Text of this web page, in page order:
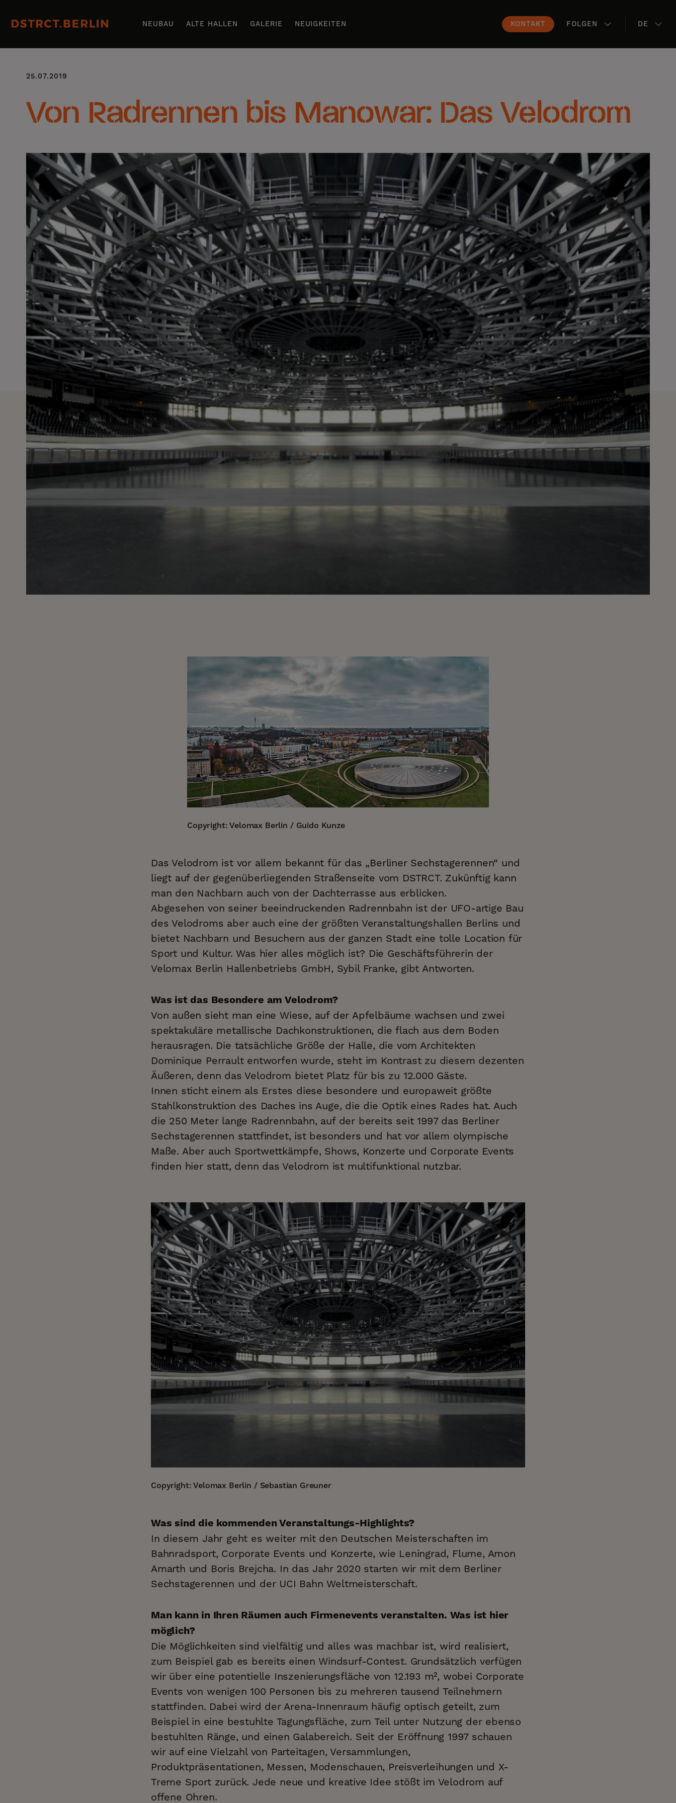
NEUBAU ALTE HALLEN GALERIE NEUIGKEITEN KONTAKT FOLGEN DE
25.07.2019
Von Radrennen bis Manowar: Das Velodrom
Copyright: Velomax Berlin / Guido Kunze
Das Velodrom ist vor allem bekannt für das „Berliner Sechstagerennen“ und
liegt auf der gegenüberliegenden Straßenseite vom DSTRCT. Zukünftig kann
man den Nachbarn auch von der Dachterrasse aus erblicken.
Abgesehen von seiner beeindruckenden Radrennbahn ist der UFO-artige Bau
des Velodroms aber auch eine der größten Veranstaltungshallen Berlins und
bietet Nachbarn und Besuchern aus der ganzen Stadt eine tolle Location für
Sport und Kultur. Was hier alles möglich ist? Die Geschäftsführerin der
Velomax Berlin Hallenbetriebs GmbH, Sybil Franke, gibt Antworten.
Was ist das Besondere am Velodrom?
Von außen sieht man eine Wiese, auf der Apfelbäume wachsen und zwei
spektakuläre metallische Dachkonstruktionen, die flach aus dem Boden
herausragen. Die tatsächliche Größe der Halle, die vom Architekten
Dominique Perrault entworfen wurde, steht im Kontrast zu diesem dezenten
Äußeren, denn das Velodrom bietet Platz für bis zu 12.000 Gäste.
Innen sticht einem als Erstes diese besondere und europaweit größte
Stahlkonstruktion des Daches ins Auge, die die Optik eines Rades hat. Auch
die 250 Meter lange Radrennbahn, auf der bereits seit 1997 das Berliner
Sechstagerennen stattfindet, ist besonders und hat vor allem olympische
Maße. Aber auch Sportwettkämpfe, Shows, Konzerte und Corporate Events
finden hier statt, denn das Velodrom ist multifunktional nutzbar.
Copyright: Velomax Berlin / Sebastian Greuner
Was sind die kommenden Veranstaltungs-Highlights?
In diesem Jahr geht es weiter mit den Deutschen Meisterschaften im
Bahnradsport, Corporate Events und Konzerte, wie Leningrad, Flume, Amon
Amarth und Boris Brejcha. In das Jahr 2020 starten wir mit dem Berliner
Sechstagerennen und der UCI Bahn Weltmeisterschaft.
Man kann in Ihren Räumen auch Firmenevents veranstalten. Was ist hier
möglich?
Die Möglichkeiten sind vielfältig und alles was machbar ist, wird realisiert,
zum Beispiel gab es bereits einen Windsurf-Contest. Grundsätzlich verfügen
wir über eine potentielle Inszenierungsfläche von 12.193 m², wobei Corporate
Events von wenigen 100 Personen bis zu mehreren tausend Teilnehmern
stattfinden. Dabei wird der Arena-Innenraum häufig optisch geteilt, zum
Beispiel in eine bestuhlte Tagungsfläche, zum Teil unter Nutzung der ebenso
bestuhlten Ränge, und einen Galabereich. Seit der Eröffnung 1997 schauen
wir auf eine Vielzahl von Parteitagen, Versammlungen,
Produktpräsentationen, Messen, Modenschauen, Preisverleihungen und X-
Treme Sport zurück. Jede neue und kreative Idee stößt im Velodrom auf
offene Ohren.